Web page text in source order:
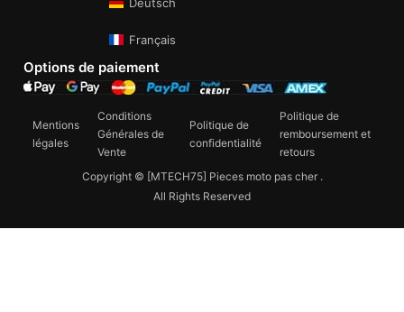
Français
Options de paiement
Copyright © [MTECH75] Pieces moto pas cher .
All Rights Reserved
Mentions
légales
Conditions
Générales de
Vente
Politique de
confidentialité
Politique de
remboursement et
retours